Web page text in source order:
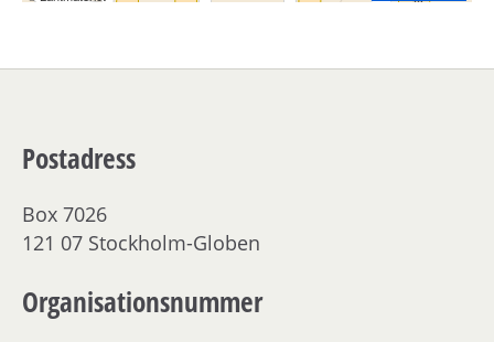
Postadress
Box 7026
121 07 Stockholm-Globen
Organisationsnummer